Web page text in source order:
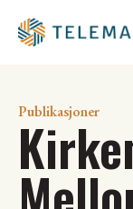
Publikasjoner